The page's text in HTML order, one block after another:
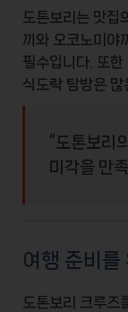
도톤보리는 맛집
끼 와 오코노미야끼
필수입니다. 또
식도락 탐방은 많
“도톤보리
미각을 만
여행 준비를
도톤보리 크루즈